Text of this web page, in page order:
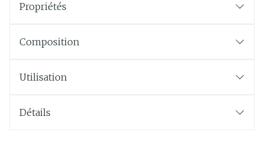
Propriétés
Composition
Utilisation
Détails